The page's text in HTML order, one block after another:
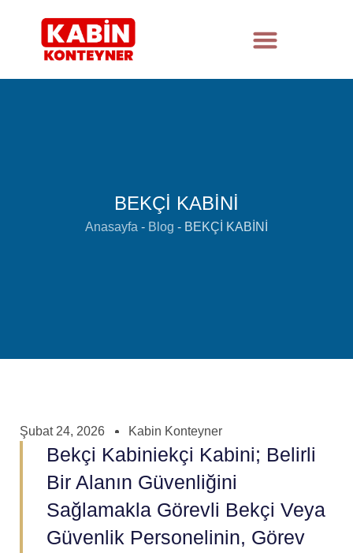
BEKÇİ KABİNİ
Anasayfa - Blog - BEKÇİ KABİNİ
Şubat 24, 2026 Kabin Konteyner
Bekçi Kabiniekçi Kabini; Belirli
Bir Alanın Güvenliğini
Sağlamakla Görevli Bekçi Veya
Güvenlik Personelinin, Görev